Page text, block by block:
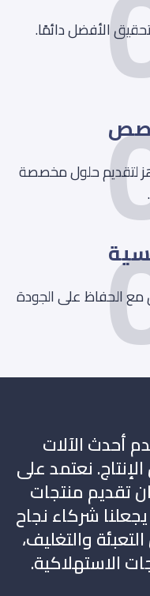
الأفضل دائمًا.
لتقديم حلول مخصصة
مع الحفاظ على الجودة
أحدث الآلات
نعتمد على
تقديم منتجات
شركاء نجاح
والتغليف،
الاستهلاكية.